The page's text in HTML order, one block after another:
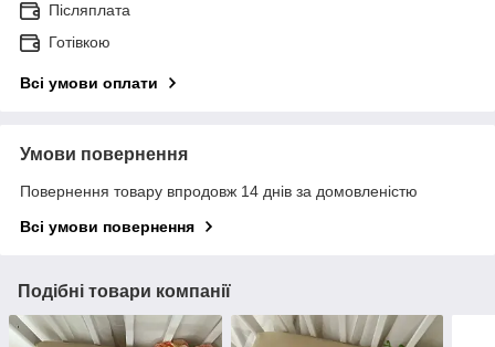
Післяплата
Готівкою
Всі умови оплати
Умови повернення
Повернення товару впродовж 14 днів за домовленістю
Всі умови повернення
Подібні товари компанії